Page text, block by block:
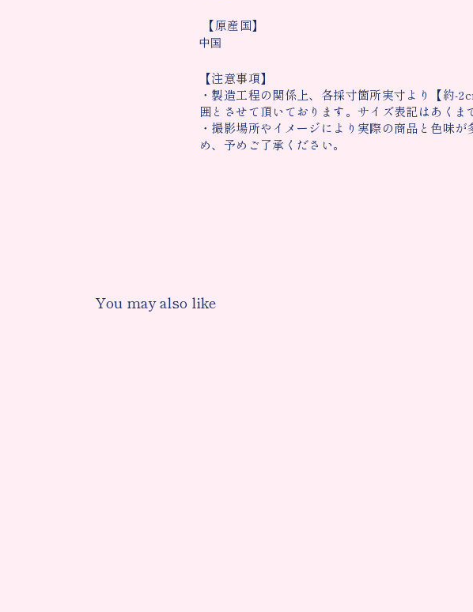
【原産国】
中国
【注意事項】
・製造工程の関係上、各採寸箇所実寸より【約-
囲とさせて頂いております。サイズ表記はあくま
・撮影場所やイメージにより実際の商品と色味
め、予めご了承ください。
You may also like